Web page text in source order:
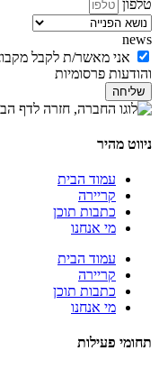
טלפון
news
אני מאשר/ת לקבל
והודעות פרסומיות
שליחה
ניווט מהיר
עמוד הבית
קריירה
כתבות תוכן
מי אנחנו
עמוד הבית
קריירה
כתבות תוכן
מי אנחנו
תחומי פעילות